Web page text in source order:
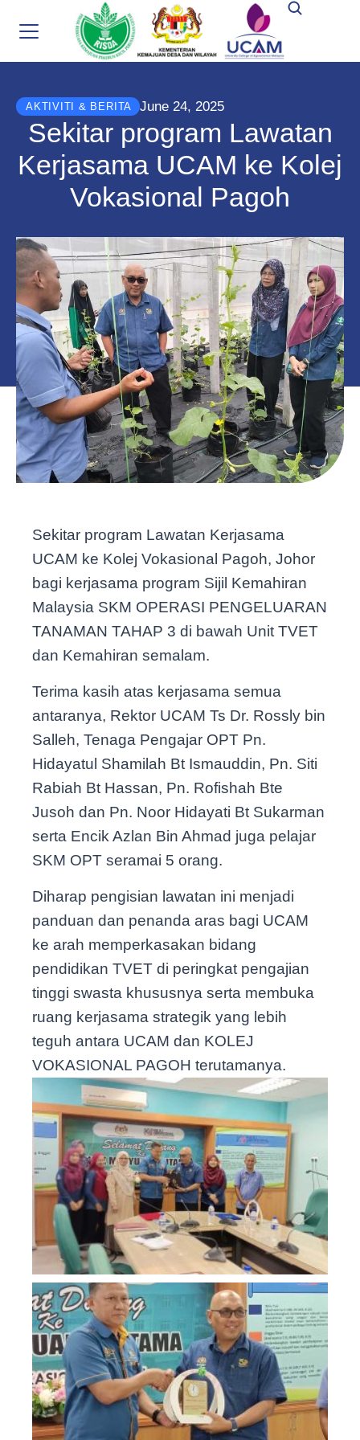
AKTIVITI & BERITA June 24, 2025
Sekitar program Lawatan
Kerjasama UCAM ke Kolej
Vokasional Pagoh
Sekitar program Lawatan Kerjasama
UCAM ke Kolej Vokasional Pagoh, Johor
bagi kerjasama program Sijil Kemahiran
Malaysia SKM OPERASI PENGELUARAN
TANAMAN TAHAP 3 di bawah Unit TVET
dan Kemahiran semalam.
Terima kasih atas kerjasama semua
antaranya, Rektor UCAM Ts Dr. Rossly bin
Salleh, Tenaga Pengajar OPT Pn.
Hidayatul Shamilah Bt Ismauddin, Pn. Siti
Rabiah Bt Hassan, Pn. Rofishah Bte
Jusoh dan Pn. Noor Hidayati Bt Sukarman
serta Encik Azlan Bin Ahmad juga pelajar
SKM OPT seramai 5 orang.
Diharap pengisian lawatan ini menjadi
panduan dan penanda aras bagi UCAM
ke arah memperkasakan bidang
pendidikan TVET di peringkat pengajian
tinggi swasta khususnya serta membuka
ruang kerjasama strategik yang lebih
teguh antara UCAM dan KOLEJ
VOKASIONAL PAGOH terutamanya.